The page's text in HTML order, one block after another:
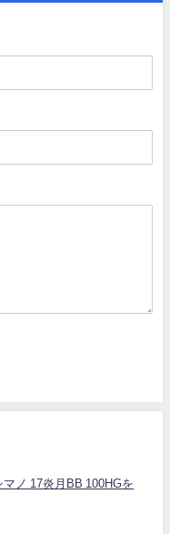
ノ 17炎月BB 100HGを